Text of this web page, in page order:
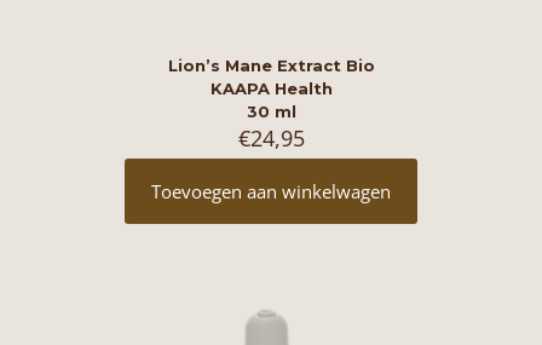
Lion’s Mane Extract Bio
KAAPA Health
30 ml
€24,95
Toevoegen aan winkelwagen